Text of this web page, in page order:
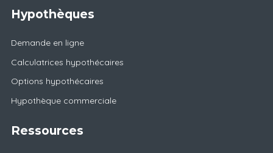
Hypothèques
Demande en ligne
Calculatrices hypothécaires
Options hypothécaires
Hypothèque commerciale
Ressources